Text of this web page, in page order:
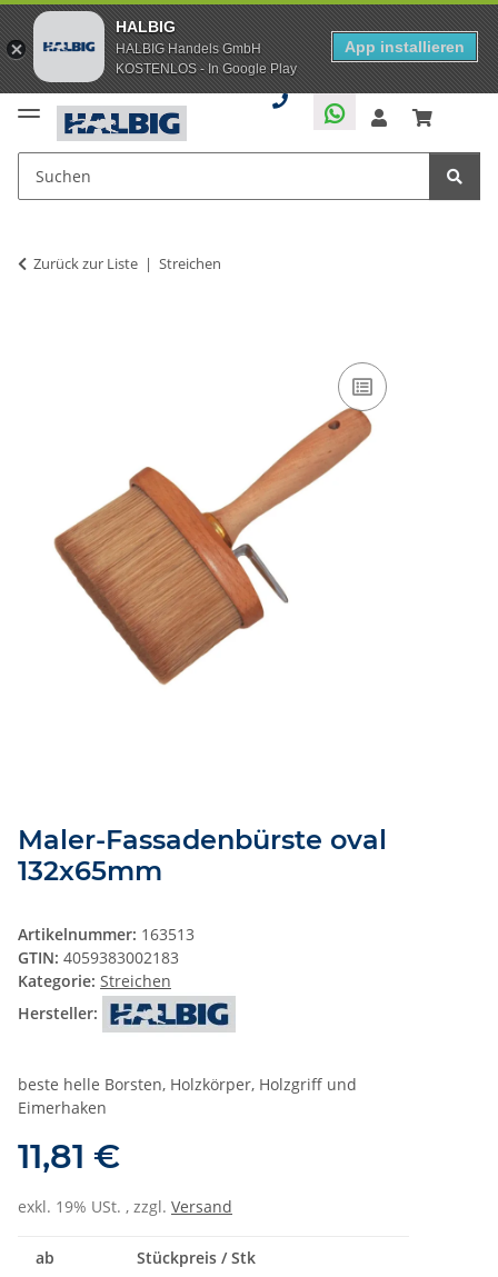
HALBIG
HALBIG Handels GmbH
KOSTENLOS - In Google Play
App installieren
Zurück zur Liste Streichen
Maler-Fassadenbürste oval
132x65mm
Artikelnummer: 163513
GTIN: 4059383002183
Kategorie: Streichen
Hersteller:
beste helle Borsten, Holzkörper, Holzgriff und
Eimerhaken
11,81 €
exkl. 19% USt. , zzgl. Versand
ab Stückpreis / Stk